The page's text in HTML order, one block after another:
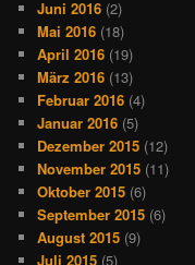
Juni 2016 (2)
Mai 2016 (18)
April 2016 (19)
März 2016 (13)
Februar 2016 (4)
Januar 2016 (5)
Dezember 2015 (12)
November 2015 (11)
Oktober 2015 (6)
September 2015 (6)
August 2015 (9)
Juli 2015 (5)